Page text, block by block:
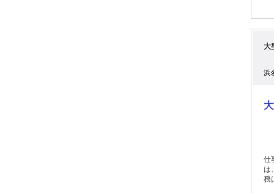
大
浜
仕
は
務